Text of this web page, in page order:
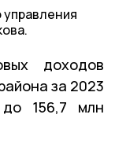
доходов
за 2023
156,7 млн